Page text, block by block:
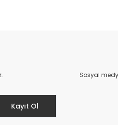
Kayıt Ol
Sosyal